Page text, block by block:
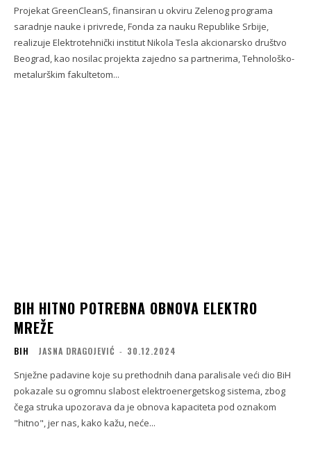
Projekat GreenCleanS, finansiran u okviru Zelenog programa
saradnje nauke i privrede, Fonda za nauku Republike Srbije,
realizuje Elektrotehnički institut Nikola Tesla akcionarsko društvo
Beograd, kao nosilac projekta zajedno sa partnerima, Tehnološko-
metalurškim fakultetom...
BIH HITNO POTREBNA OBNOVA ELEKTRO
MREŽE
BIH JASNA DRAGOJEVIĆ - 30.12.2024
Snježne padavine koje su prethodnih dana paralisale veći dio BiH
pokazale su ogromnu slabost elektroenergetskog sistema, zbog
čega struka upozorava da je obnova kapaciteta pod oznakom
"hitno", jer nas, kako kažu, neće...